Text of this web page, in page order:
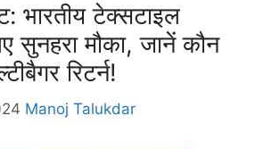
भारतीय टेक्सटाइल
सुनहरा मौका, जानें कौन
रिटर्न!
Manoj Talukdar